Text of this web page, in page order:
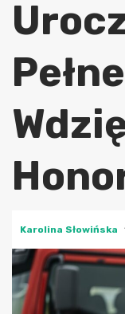
Pełne
Karolina Słowińska